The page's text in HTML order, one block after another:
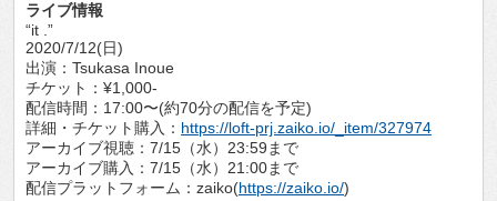
ライブ情報
“it .”
2020/7/12(日)
出演：Tsukasa Inoue
チケット：¥1,000-
配信時間：17:00〜(約70分の配信を予定)
詳細・チケット購入： https://loft-prj.zaiko.io/_item/327974
アーカイブ視聴：7/15（水）23:59まで
アーカイブ購入：7/15（水）21:00まで
配信プラットフォーム：zaiko(https://zaiko.io/)